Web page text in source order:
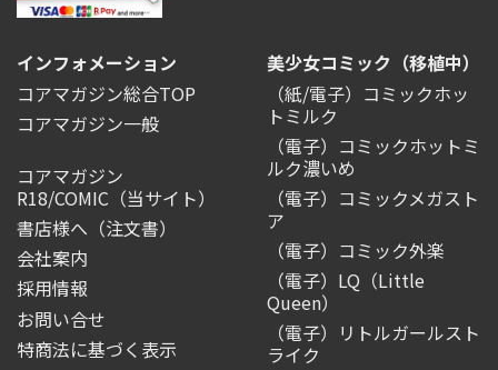
インフォメーション
コアマガジン総合TOP
コアマガジン一般
コアマガジン
R18/COMIC （当サイト）
書店様へ（注文書）
会社案内
採用情報
お問い合せ
特商法に基づく表示
美少女コミック（移植中）
（紙/電子）コミックホッ
トミルク
（電子）コミックホットミ
ルク濃いめ
（電子）コミックメガスト
ア
（電子）コミック外楽
（電子）LQ（Little
Queen）
（電子）リトルガールスト
ライク